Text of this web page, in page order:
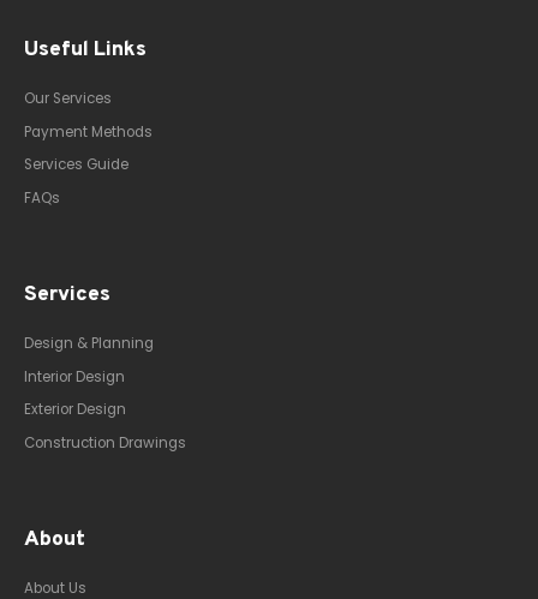
Useful Links
Our Services
Payment Methods
Services Guide
FAQs
Services
Design & Planning
Interior Design
Exterior Design
Construction Drawings
About
About Us